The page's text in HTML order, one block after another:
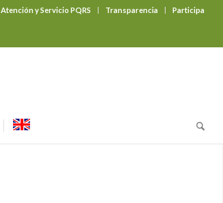
Atención y Servicio PQRS Transparencia Participa